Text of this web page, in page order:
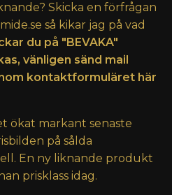
Skicka en förfrågan
så kikar jag på vad
du på "BEVAKA"
vänligen sänd mail
kontaktformuläret här
ökat markant senaste
på sålda
En ny liknande produkt
prisklass idag.